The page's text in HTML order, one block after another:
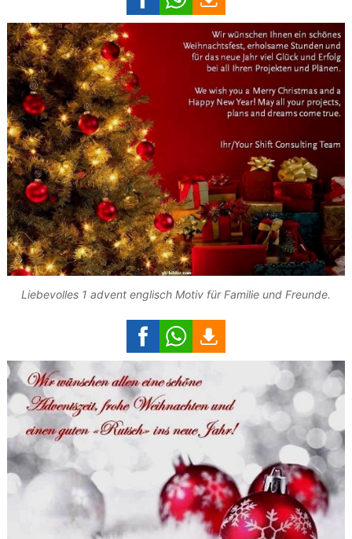
Liebevolles 1 advent englisch Motiv für Familie und Freunde.